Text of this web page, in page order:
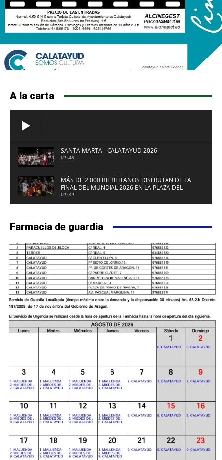
A la carta
SANTA MARTA - CALATAYUD 2026
01:48
MÁS DE 2.000 BILBILITANOS DISFRUTAN DE LA
FINAL DEL MUNDIAL 2026 EN LA PLAZA DEL
FUERTE DE CALATAYUD
01:39
Farmacia de guardia